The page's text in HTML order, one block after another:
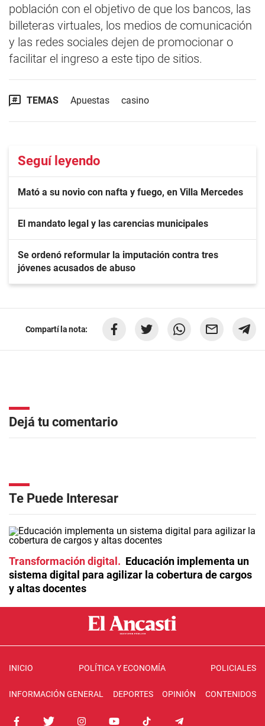
población con el objetivo de que los bancos, las
billeteras virtuales, los medios de comunicación
y las redes sociales dejen de promocionar o
facilitar el ingreso a este tipo de sitios.
TEMAS Apuestas casino
Seguí leyendo
Mató a su novio con nafta y fuego, en Villa Mercedes
El mandato legal y las carencias municipales
Se ordenó reformular la imputación contra tres
jóvenes acusados de abuso
Compartí la nota:
Dejá tu comentario
Te Puede Interesar
Transformación digital
Educación implementa un
sistema digital para agilizar la cobertura de cargos
y altas docentes
INICIO POLÍTICA Y ECONOMÍA POLICIALES
INFORMACIÓN GENERAL DEPORTES OPINIÓN CONTENIDOS